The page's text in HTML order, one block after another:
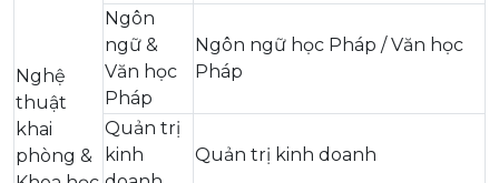
Nghệ
thuật
khai
phòng &
Ngôn
ngữ &
Văn học
Pháp
Ngôn ngữ học Pháp / Văn học
Pháp
Quản trị
kinh
Quản trị kinh doanh